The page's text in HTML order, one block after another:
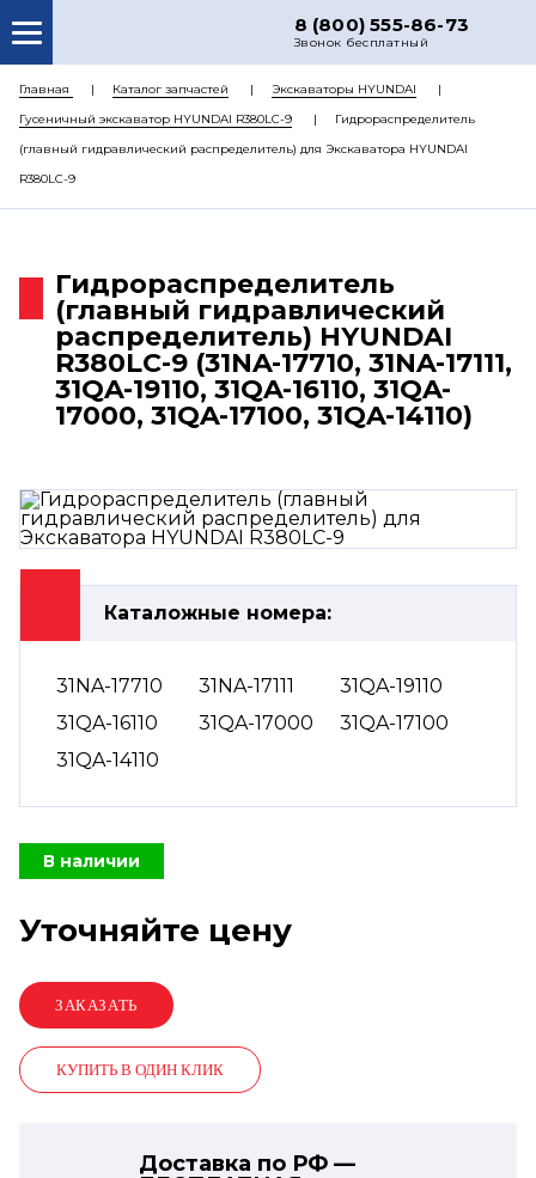
8 (800) 555-86-73
Звонок бесплатный
О НАС
КАТАЛОГ ЗАПЧАСТЕЙ
КОНТАКТЫ
Главная Каталог запчастей
Экскаваторы HYUNDAI
Гусеничный экскаватор HYUNDAI R380LC-9
Гидрораспределитель
(главный гидравлический распределитель) для Экскаватора HYUNDAI
R380LC-9
Гидрораспределитель
(главный гидравлический
распределитель) HYUNDAI
R380LC-9 (31NA-17710, 31NA-17111,
31QA-19110, 31QA-16110, 31QA-
17000, 31QA-17100, 31QA-14110)
Каталожные номера:
31NA-17710 31NA-17111
31QA-19110
31QA-16110
31QA-17000
31QA-17100
31QA-14110
В наличии
Уточняйте цену
КУПИТЬ В ОДИН КЛИК
Доставка по РФ —